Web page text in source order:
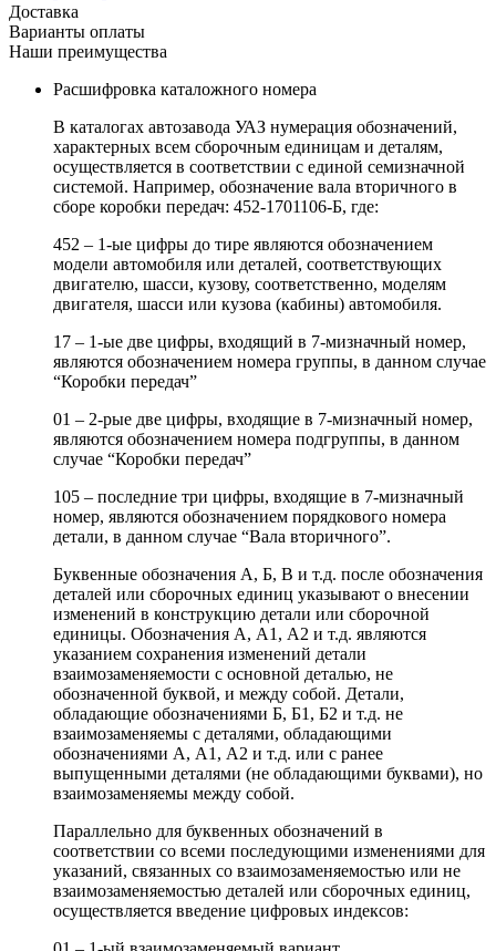
Доставка
Варианты оплаты
Наши преимущества
Расшифровка каталожного номера
В каталогах автозавода УАЗ нумерация обозначений,
характерных всем сборочным единицам и деталям,
осуществляется в соответствии с единой семизначной
системой. Например, обозначение вала вторичного в
сборе коробки передач: 452-1701106-Б, где:
452 – 1-ые цифры до тире являются обозначением
модели автомобиля или деталей, соответствующих
двигателю, шасси, кузову, соответственно, моделям
двигателя, шасси или кузова (кабины) автомобиля.
17 – 1-ые две цифры, входящий в 7-мизначный номер,
являются обозначением номера группы, в данном случае
“Коробки передач”
01 – 2-рые две цифры, входящие в 7-мизначный номер,
являются обозначением номера подгруппы, в данном
случае “Коробки передач”
105 – последние три цифры, входящие в 7-мизначный
номер, являются обозначением порядкового номера
детали, в данном случае “Вала вторичного”.
Буквенные обозначения А, Б, В и т.д. после обозначения
деталей или сборочных единиц указывают о внесении
изменений в конструкцию детали или сборочной
единицы. Обозначения А, А1, А2 и т.д. являются
указанием сохранения изменений детали
взаимозаменяемости с основной деталью, не
обозначенной буквой, и между собой. Детали,
обладающие обозначениями Б, Б1, Б2 и т.д. не
взаимозаменяемы с деталями, обладающими
обозначениями А, А1, А2 и т.д. или с ранее
выпущенными деталями (не обладающими буквами), но
взаимозаменяемы между собой.
Параллельно для буквенных обозначений в
соответствии со всеми последующими изменениями для
указаний, связанных со взаимозаменяемостью или не
взаимозаменяемостью деталей или сборочных единиц,
осуществляется введение цифровых индексов: